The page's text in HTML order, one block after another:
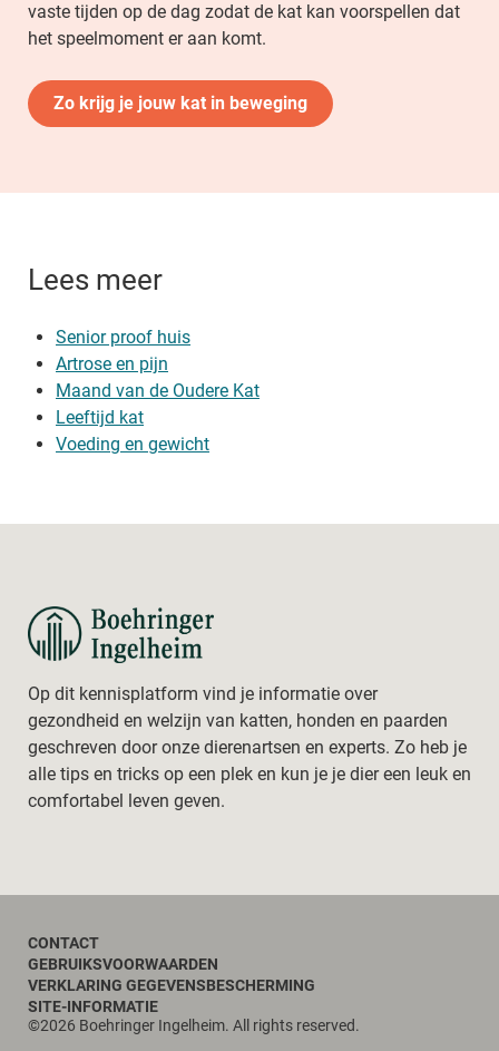
vaste tijden op de dag zodat de kat kan voorspellen dat
het speelmoment er aan komt.
Zo krijg je jouw kat in beweging
Lees meer
Senior proof huis
Artrose en pijn
Maand van de Oudere Kat
Leeftijd kat
Voeding en gewicht
Op dit kennisplatform vind je informatie over
gezondheid en welzijn van katten, honden en paarden
geschreven door onze dierenartsen en experts. Zo heb je
alle tips en tricks op een plek en kun je je dier een leuk en
comfortabel leven geven.
Footer
CONTACT
GEBRUIKSVOORWAARDEN
VERKLARING GEGEVENSBESCHERMING
SITE-INFORMATIE
©2026 Boehringer Ingelheim. All rights reserved.